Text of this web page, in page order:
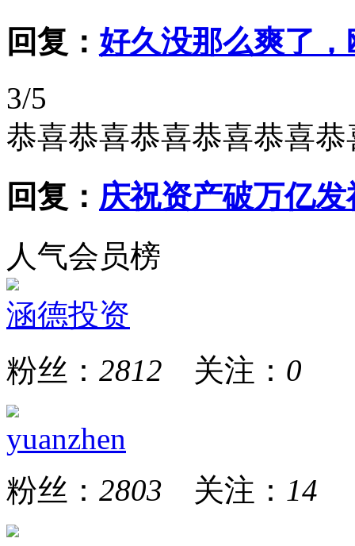
回复： 好久没那么爽了
3/5
恭喜恭喜恭喜恭喜恭喜
回复： 庆祝资产破万亿
人气会员榜
涵德投资
粉丝： 2812 关注： 0
yuanzhen
粉丝： 2803 关注： 14